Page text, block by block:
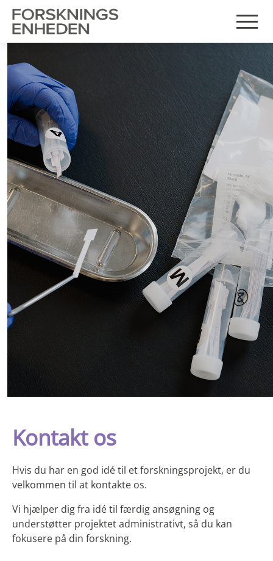
Kontakt os
Hvis du har en god idé til et forskningsprojekt, er du
velkommen til at kontakte os.
Vi hjælper dig fra idé til færdig ansøgning og
understøtter projektet administrativt, så du kan
fokusere på din forskning.